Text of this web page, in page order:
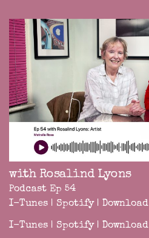
with Rosalind Lyons
Podcast Ep 54
I-Tunes | Spotify| Download
I-Tunes | Spotify| Download